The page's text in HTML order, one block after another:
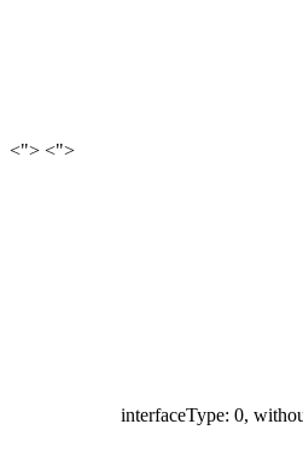
<"> <">
interfaceType: 0,